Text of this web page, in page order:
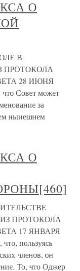
О
В
ПРОТОКОЛА
28 ИЮНЯ
Совет может
за
нынешнем
О
ПРОТОКОЛА
17 ЯНВАРЯ
пользуясь
членов, он
То, что Оджер